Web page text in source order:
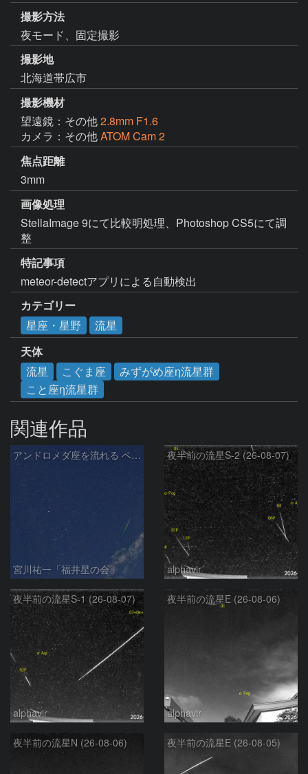
撮影方法
夜モード、固定撮影
撮影地
北海道帯広市
撮影機材
望遠鏡：その他2.8mm F1.6
カメラ：その他ATOM Cam 2
焦点距離
3mm
画像処理
StellaImage 9にて比較明処理、Photoshop CS5にて調
整
特記事項
meteor-detectアプリによる自動検出
カテゴリー
星座・星野
流星
天体
流星
こぐま座
みずがめ座η流星群
こと座η流星群
関連作品
アンドロメダ座を流れる ペルセウス座流星群 の流星
宮川祐一「福井星の会」
夜半前の流星S-2 (26-08-07)
alphavir
夜半前の流星S-1 (26-08-07)
alphavir
夜半前の流星E (26-08-06)
alphavir
夜半前の流星N (26-08-06) 夜半前の流星E (26-08-05)